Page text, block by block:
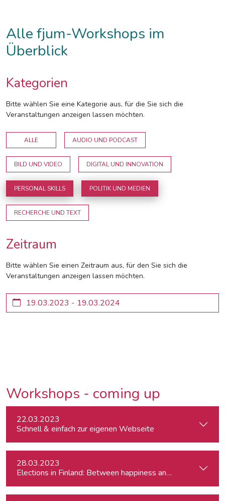
Alle fjum-Workshops im
Überblick
Kategorien
Bitte wählen Sie eine Kategorie aus, für die Sie sich die
Veranstaltungen anzeigen lassen möchten.
ALLE AUDIO UND PODCAST
BILD UND VIDEO DIGITAL UND INNOVATION
PERSONAL SKILLS POLITIK UND MEDIEN
RECHERCHE UND TEXT
Zeitraum
Bitte wählen Sie einen Zeitraum aus, für den Sie sich die
Veranstaltungen anzeigen lassen möchten.
Workshops - coming up
22.03.2023
Schnell & einfach zur eigenen Webseite
28.03.2023
Elections in Finland: Between happiness and the Russo-